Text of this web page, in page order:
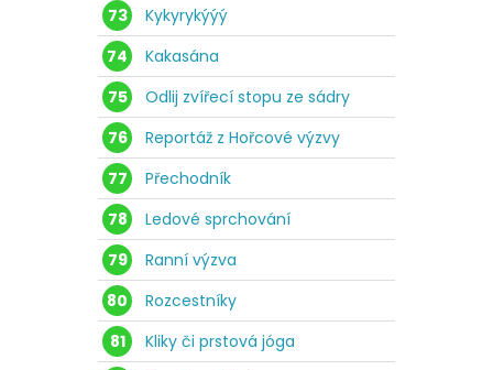
73
Kykyrykýýý
74
Kakasána
75
Odlij zvířecí stopu ze sádry
76
Reportáž z Hořcové výzvy
77
Přechodník
78
Ledové sprchování
79
Ranní výzva
80
Rozcestníky
81
Kliky či prstová jóga